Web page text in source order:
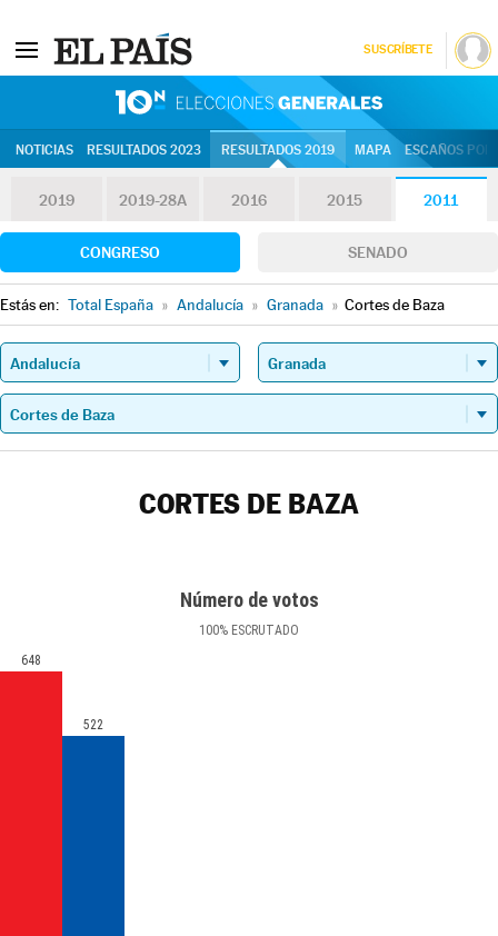
SUSCRÍBETE
NOTICIAS RESULTADOS 2023 RESULTADOS 2019 MAPA ESCAÑOS
2019 2019-28A 2016 2015 2011
CONGRESO SENADO
Estás en: Total España » Andalucía » Granada » Cortes de Baza
CORTES DE BAZA
Número de votos
100% ESCRUTADO
648
522